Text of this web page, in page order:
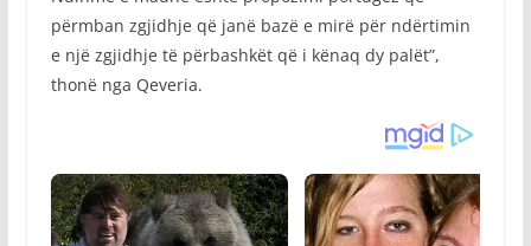
përmban zgjidhje që janë bazë e mirë për ndërtimin
e një zgjidhje të përbashkët që i kënaq dy palët”,
thonë nga Qeveria.